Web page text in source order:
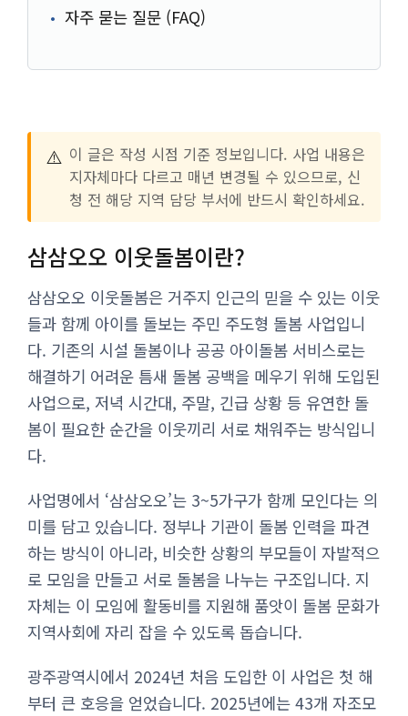
자주 묻는 질문 (FAQ)
⚠️ 이 글은 작성 시점 기준 정보입니다. 사업 내용은
지자체마다 다르고 매년 변경될 수 있으므로, 신
청 전 해당 지역 담당 부서에 반드시 확인하세요.
삼삼오오 이웃돌봄이란?
삼삼오오 이웃돌봄은 거주지 인근의 믿을 수 있는 이웃
들과 함께 아이를 돌보는 주민 주도형 돌봄 사업입니
다. 기존의 시설 돌봄이나 공공 아이돌봄 서비스로는
해결하기 어려운 틈새 돌봄 공백을 메우기 위해 도입된
사업으로, 저녁 시간대, 주말, 긴급 상황 등 유연한 돌
봄이 필요한 순간을 이웃끼리 서로 채워주는 방식입니
다.
사업명에서 ‘삼삼오오’는 3~5가구가 함께 모인다는 의
미를 담고 있습니다. 정부나 기관이 돌봄 인력을 파견
하는 방식이 아니라, 비슷한 상황의 부모들이 자발적으
로 모임을 만들고 서로 돌봄을 나누는 구조입니다. 지
자체는 이 모임에 활동비를 지원해 품앗이 돌봄 문화가
지역사회에 자리 잡을 수 있도록 돕습니다.
광주광역시에서 2024년 처음 도입한 이 사업은 첫 해
부터 큰 호응을 얻었습니다. 2025년에는 43개 자조모